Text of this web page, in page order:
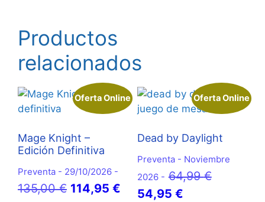
Productos
relacionados
Oferta Online
Mage Knight –
Edición Definitiva
Preventa - 29/10/2026 -
135,00€ El
114,95 €
Oferta Online
Dead by Daylight
Preventa - Noviembre
2026 - 64,99€El
54,95 €El